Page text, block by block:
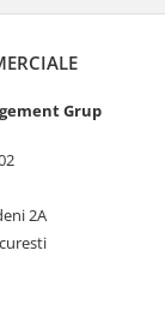
Grup
2A